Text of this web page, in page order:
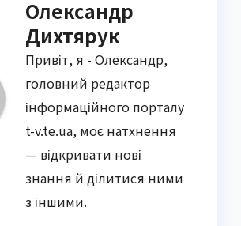
Олександр
Дихтярук
Привіт, я - Олександр,
головний редактор
інформаційного порталу
t-v.te.ua, моє натхнення
— відкривати нові
знання й ділитися ними
з іншими.